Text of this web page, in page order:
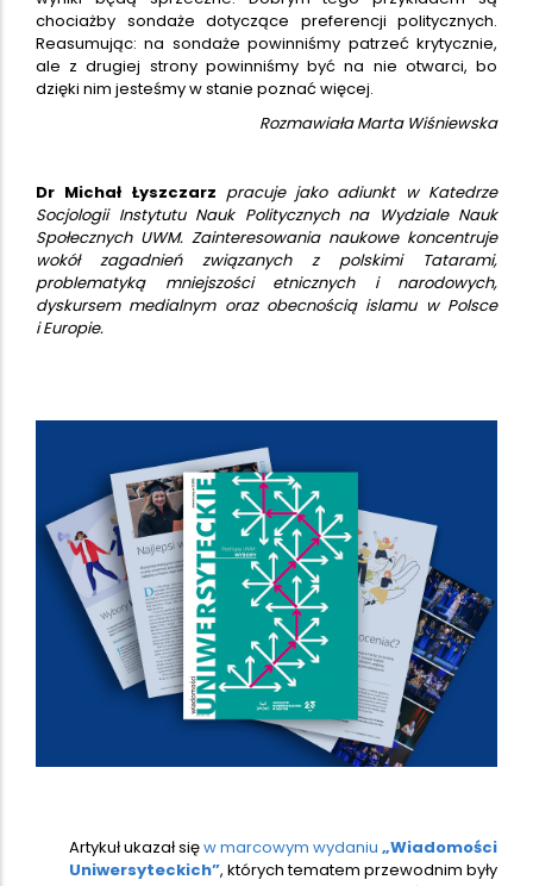
chociażby sondaże dotyczące preferencji politycznych.
Reasumując: na sondaże powinniśmy patrzeć krytycznie,
ale z drugiej strony powinniśmy być na nie otwarci, bo
dzięki nim jesteśmy w stanie poznać więcej.
Rozmawiała Marta Wiśniewska
Dr Michał Łyszczarz pracuje jako adiunkt w Katedrze
Socjologii Instytutu Nauk Politycznych na Wydziale Nauk
Społecznych UWM. Zainteresowania naukowe koncentruje
wokół zagadnień związanych z polskimi Tatarami,
problematyką mniejszości etnicznych i narodowych,
dyskursem medialnym oraz obecnością islamu w Polsce
i Europie.
Artykuł ukazał sięw marcowym wydaniu „Wiadomości
Uniwersyteckich”, których tematem przewodnim były